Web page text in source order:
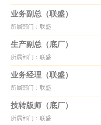
业务副总（联盛）
所属部门：联盛
生产副总（底厂）
所属部门：联盛
业务经理（联盛）
所属部门：联盛
技转版师（底厂）
所属部门：联盛